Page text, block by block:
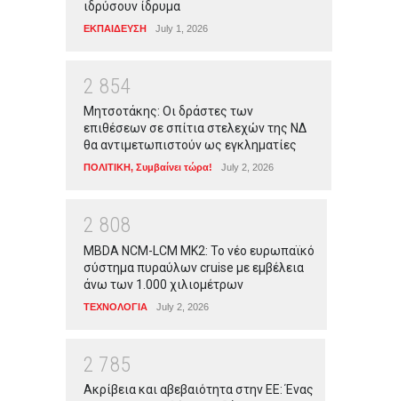
ιδρύσουν ίδρυμα
ΕΚΠΑΙΔΕΥΣΗ July 1, 2026
2 854
Μητσοτάκης: Οι δράστες των
επιθέσεων σε σπίτια στελεχών της ΝΔ
θα αντιμετωπιστούν ως εγκληματίες
ΠΟΛΙΤΙΚΗ, Συμβαίνει τώρα! July 2, 2026
2 808
MBDA NCM-LCM MK2: Το νέο ευρωπαϊκό
σύστημα πυραύλων cruise με εμβέλεια
άνω των 1.000 χιλιομέτρων
ΤΕΧΝΟΛΟΓΙΑ July 2, 2026
2 785
Ακρίβεια και αβεβαιότητα στην ΕΕ: Ένας